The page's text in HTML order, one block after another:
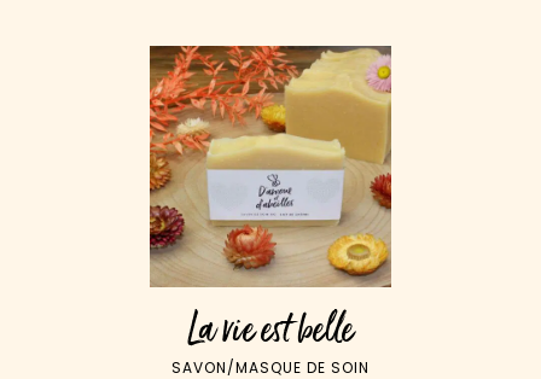
La vie est belle
SAVON/MASQUE DE SOIN